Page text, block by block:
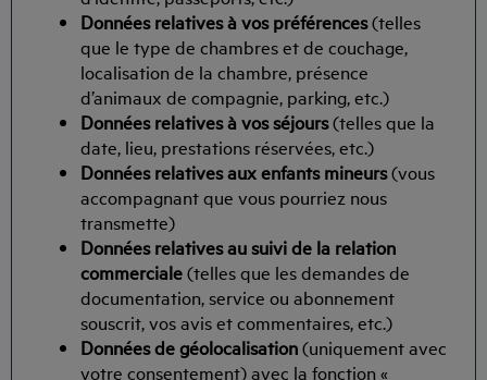
Données relatives à vos préférences(telles
que le type de chambres et de couchage,
localisation de la chambre, présence
d’animaux de compagnie, parking, etc.)
Données relatives à vos séjours(telles que la
date, lieu, prestations réservées, etc.)
Données relatives aux enfants mineurs(vous
accompagnant que vous pourriez nous
transmette)
Données relatives au suivi de la relation
commerciale(telles que les demandes de
documentation, service ou abonnement
souscrit, vos avis et commentaires, etc.)
Données de géolocalisation(uniquement avec
votre consentement) avec la fonction «